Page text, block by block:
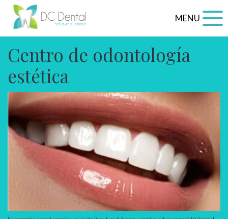
MENU
Centro de odontología
estética